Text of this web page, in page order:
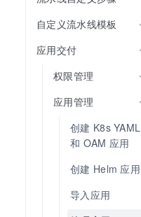
自定义流水线模板
应用交付
权限管理
应用管理
创建 K8s YAML
和 OAM 应用
创建 Helm 应用
导入应用